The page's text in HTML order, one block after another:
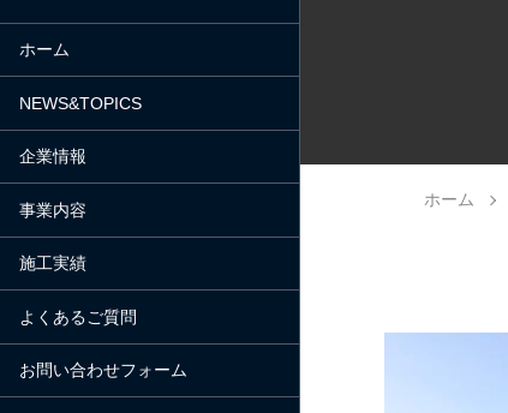
ホーム
NEWS&TOPICS
企業情報
事業内容
施工実績
よくあるご質問
お問い合わせフォーム
ホーム